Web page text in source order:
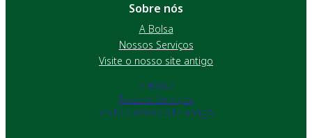
Sobre nós
A Bolsa
Nossos Serviços
Visite o nosso site antigo
A Bolsa
Nossos Serviços
Visite o nosso site antigo